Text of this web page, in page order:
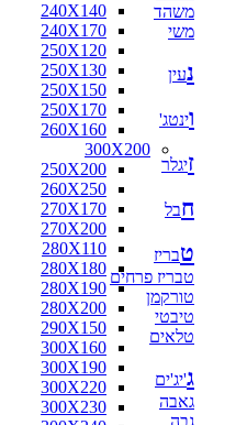
240X140
240X170
250X120
250X130
250X150
250X170
260X160
300X200
250X200
260X250
270X170
270X200
280X110
280X180
280X190
280X200
290X150
300X160
300X190
300X220
300X230
משהד
משי
נעין
וינטג'
זיגלר
חבל
טבריז
טבריז פרחים
טורקמן
טיבטי
טלאים
ג'יג'ים
גאבה